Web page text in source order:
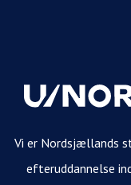
Vi er Nordsjællands
efteruddannelse